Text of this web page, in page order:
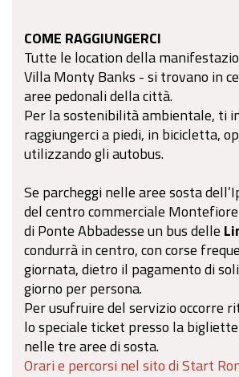
COME RAGGIUNGERCI
Tutte le location della
Villa Monty Banks - si trovano in
aree pedonali della città.
Per la sostenibilità ambientale, ti
raggiungerci a piedi, in bicicletta,
utilizzando gli autobus.
Se parcheggi nelle aree sosta dell’
delcentro commerciale Montefiore
di Ponte Abbadesseun bus delle
condurrà in centro, con corse
giornata, dietro il pagamento di
giorno per persona.
Per usufruire del servizio occorre
lospeciale ticket presso la
nelle tre aree di sosta.
Orari e percorsi nel sito di Start